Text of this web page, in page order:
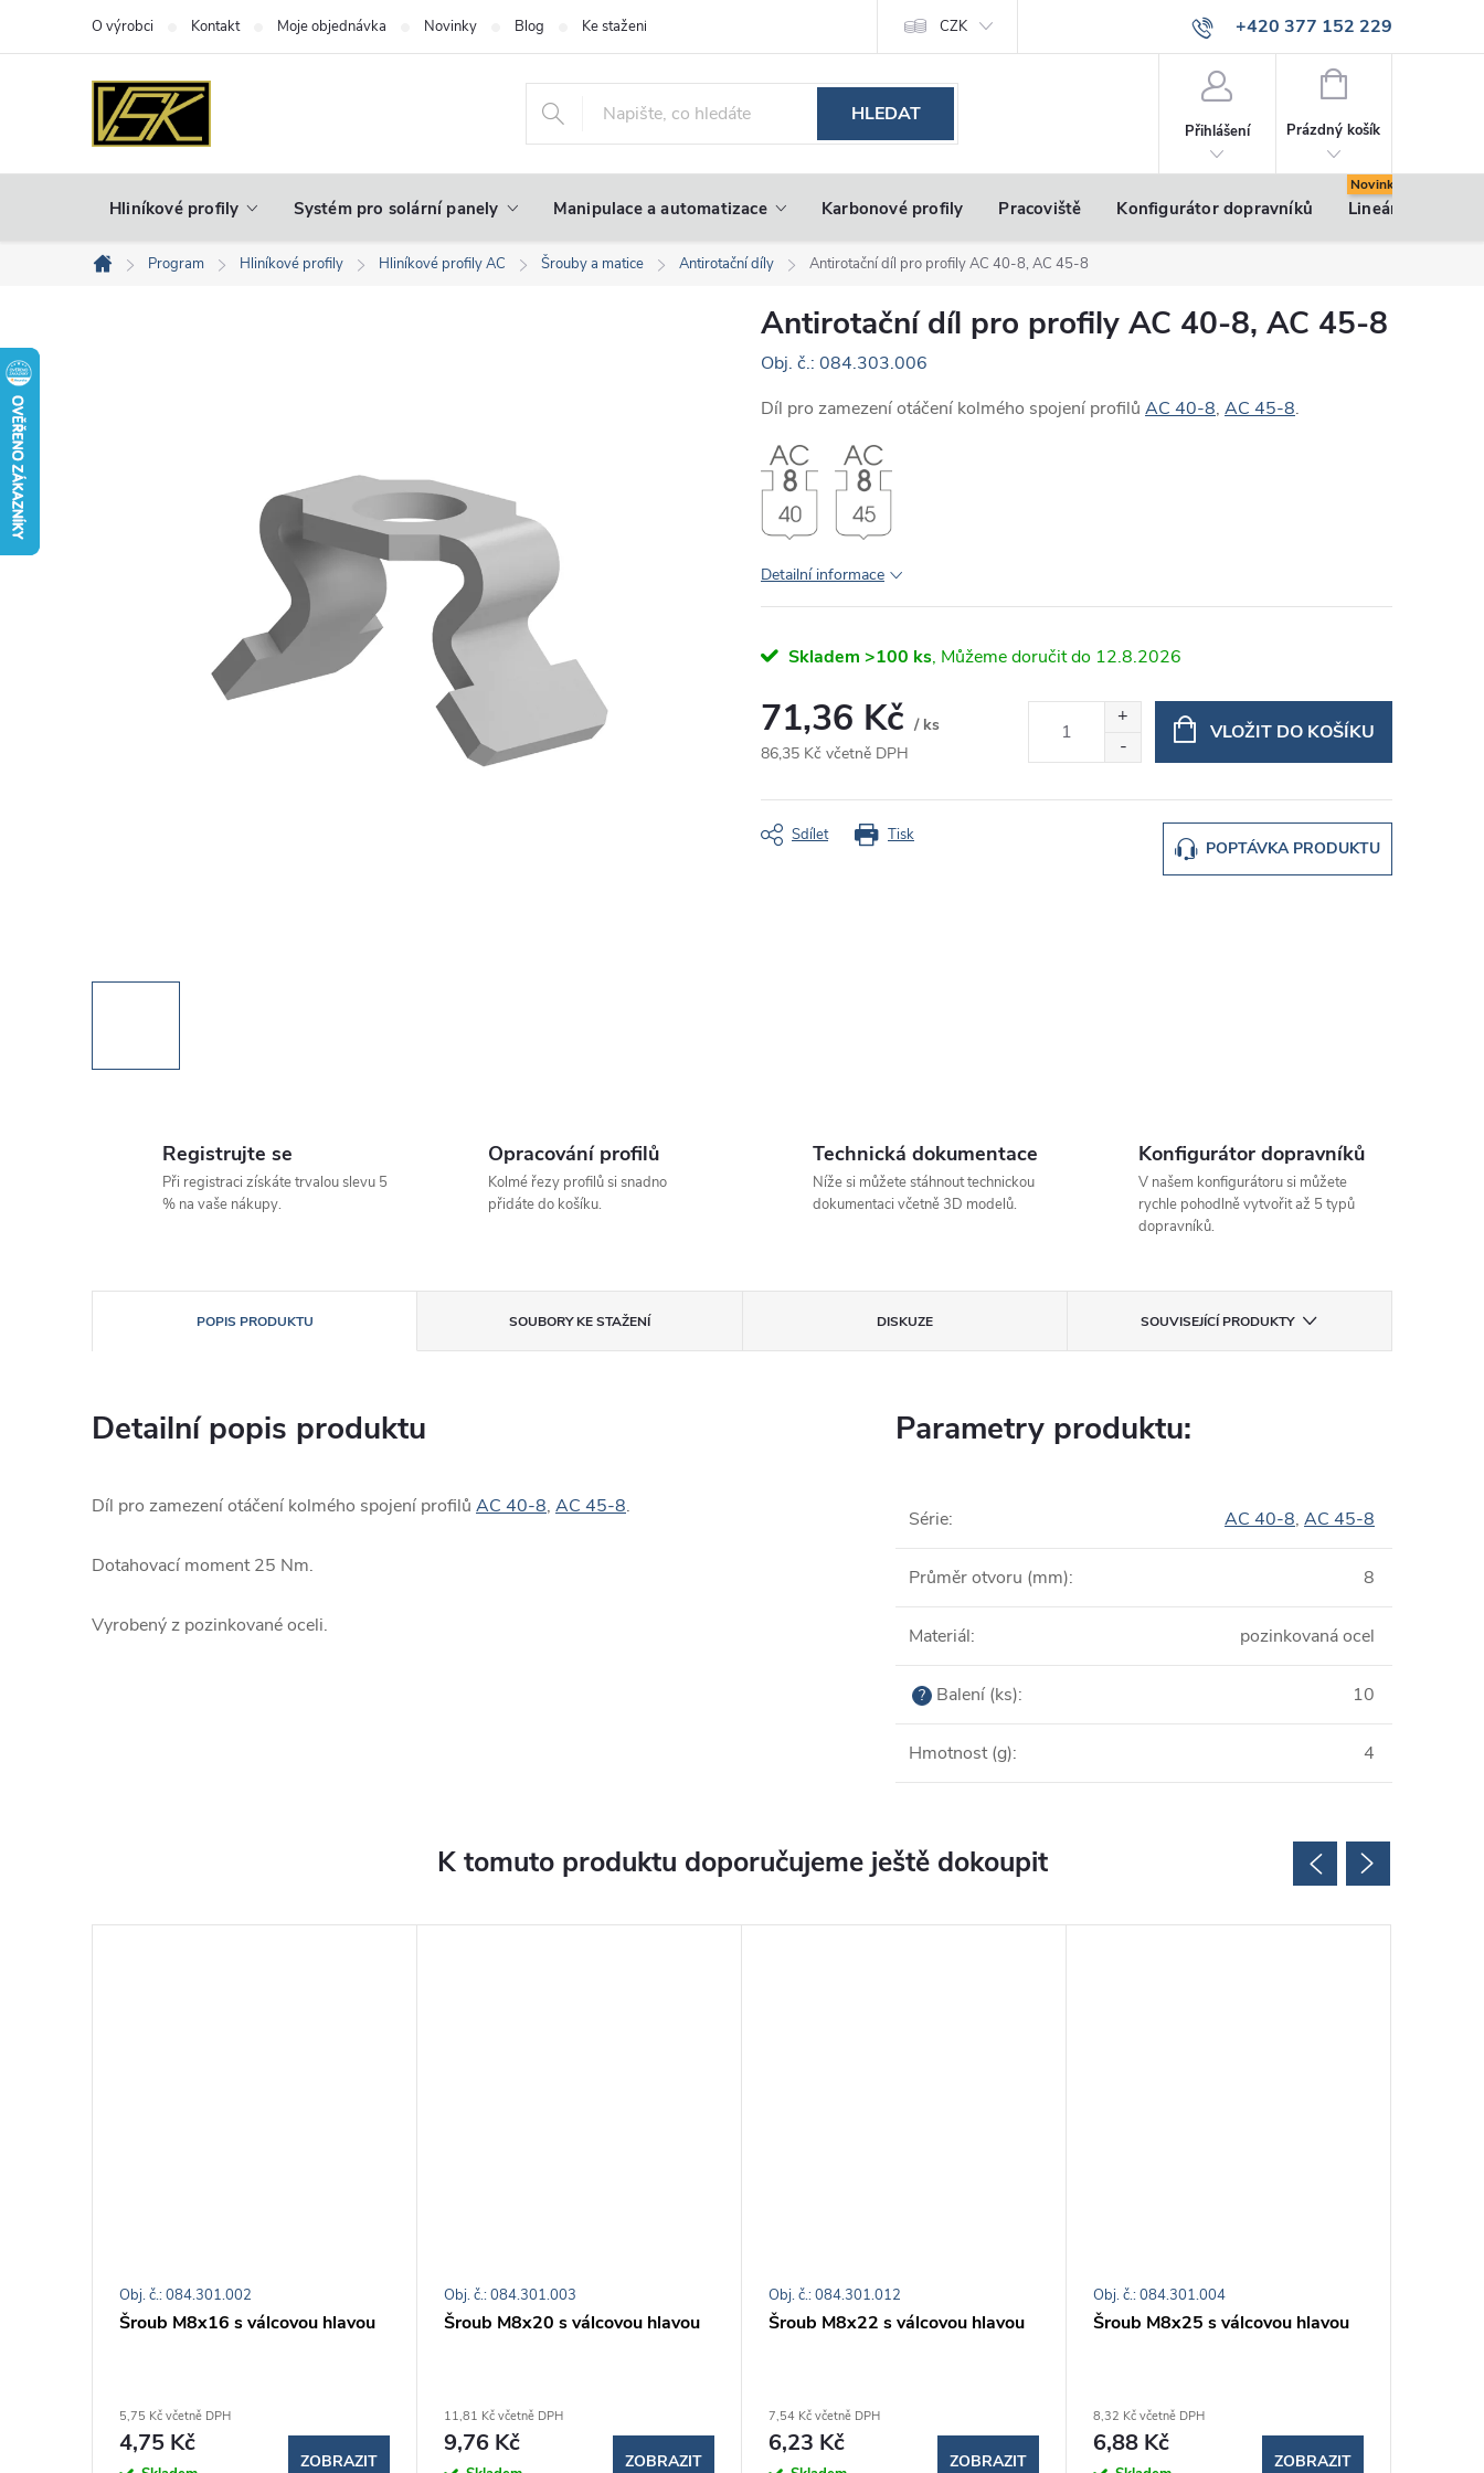
+420 377 152 229
info@vsk-profily.cz
O výrobci Kontakt Moje objednávka Novinky Blog Ke stažení CZK
HLEDAT
Přihlášení
NÁKUPNÍ
Prázdný košík
Hliníkové profily Systém pro solární panely Manipulace a automatizace Karbonové profily Pracoviště Konfigurátor dopravníků Lineární pohony
Domů
Program Hliníkové profily Hliníkové profily AC Šrouby a matice Antirotační díly Antirotační díl pro profily AC 40-8, AC 45-8
Antirotační díl pro profily AC 40-8, AC 45-8
Obj. č.: 084.303.006
Díl pro zamezení otáčení kolmého spojení profilů AC 40-8, AC 45-8.
Detailní informace
Skladem >100 ks 12.8.2026
71,36 Kč / ks
86,35 Kč včetně DPH
cena:
VLOŽIT DO KOŠÍKU
Tisk
POPTÁVKA PRODUKTU
Sdílet
Registrujte se
Při registraci získáte trvalou slevu 5
% na vaše nákupy.
Opracování profilů
Kolmé řezy profilů si snadno
přidáte do košíku.
Technická dokumentace
Níže si můžete stáhnout technickou
dokumentaci včetně 3D modelů.
Konfigurátor dopravníků
V našem konfigurátoru si můžete
rychle pohodlně vytvořit až 5 typů
dopravníků.
POPIS PRODUKTU SOUBORY KE STAŽENÍ DISKUZE SOUVISEJÍCÍ PRODUKTY
Detailní popis produktu
Díl pro zamezení otáčení kolmého spojení profilů AC 40-8, AC 45-8.
Dotahovací moment 25 Nm.
Vyrobený z pozinkované oceli.
Parametry produktu:
Série: AC 40-8, AC 45-8
Průměr otvoru (mm): 8
Materiál: pozinkovaná ocel
? Balení (ks): 10
Hmotnost (g): 4
K tomuto produktu doporučujeme ještě dokoupit
Šroub M8x16 s válcovou hlavou
5,75 Kč včetně DPH
4,75 Kč
ZOBRAZIT
Obj. č.: 084.301.002
Šroub M8x20 s válcovou hlavou
11,81 Kč včetně DPH
9,76 Kč
ZOBRAZIT
Obj. č.: 084.301.003
Šroub M8x22 s válcovou hlavou
7,54 Kč včetně DPH
6,23 Kč
ZOBRAZIT
Obj. č.: 084.301.012
Šroub M8x25 s válcovou hlavou
8,32 Kč včetně DPH
6,88 Kč
ZOBRAZIT
Obj. č.: 084.301.004